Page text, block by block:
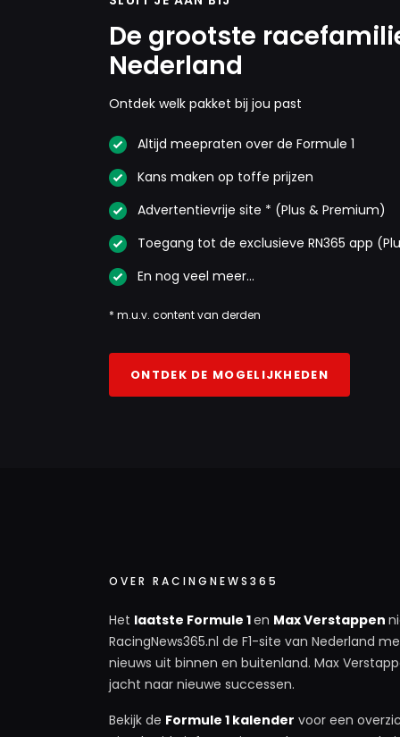
De grootste
Nederland
Ontdek welk pakket bij jou past
Altijd meepraten over de Formule 1
Kans maken op toffe prijzen
Advertentievrije site * (Plus & Premium)
Toegang tot de exclusieve RN365 app
En nog veel meer…
* m.u.v. content van derden
ONTDEK DE MOGELIJKHEDEN
OVER RACINGNEWS365
Het laatste Formule 1en Max Verstappen
RacingNews365.nl de F1-site van Nederland
nieuws uit binnen en buitenland. Max
jacht naar nieuwe successen.
Bekijk de Formule 1 kalender voor een